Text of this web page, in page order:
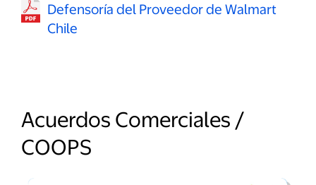
Defensoría del Proveedor de Walmart
Chile
Acuerdos Comerciales /
COOPS